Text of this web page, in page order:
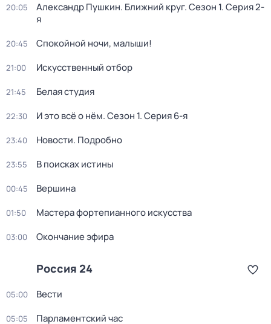
20:05 Александр Пушкин. Ближний круг. Сезон 1. Серия 2-
я
20:45 Спокойной ночи, малыши!
21:00 Искусственный отбор
21:45 Белая студия
22:30 И это всё о нём. Сезон 1. Серия 6-я
23:40 Новости. Подробно
23:55 В поисках истины
00:45 Вершина
01:50 Мастера фортепианного искусства
03:00 Окончание эфира
Россия 24
05:00 Вести
05:05 Парламентский час